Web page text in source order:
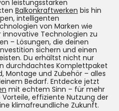
leistungsstarken
Balkonkraftwerken bis hin
intelligenten
von Marken wie
innovative Technologien zu
– Lösungen, die deinen
sichern und einen
Du erhältst nicht nur
durchdachtes Komplettpaket
Montage und Zubehör – alles
Bedarf. Entdecke jetzt
mit echtem Sinn – für mehr
effiziente Nutzung der
klimafreundliche Zukunft.